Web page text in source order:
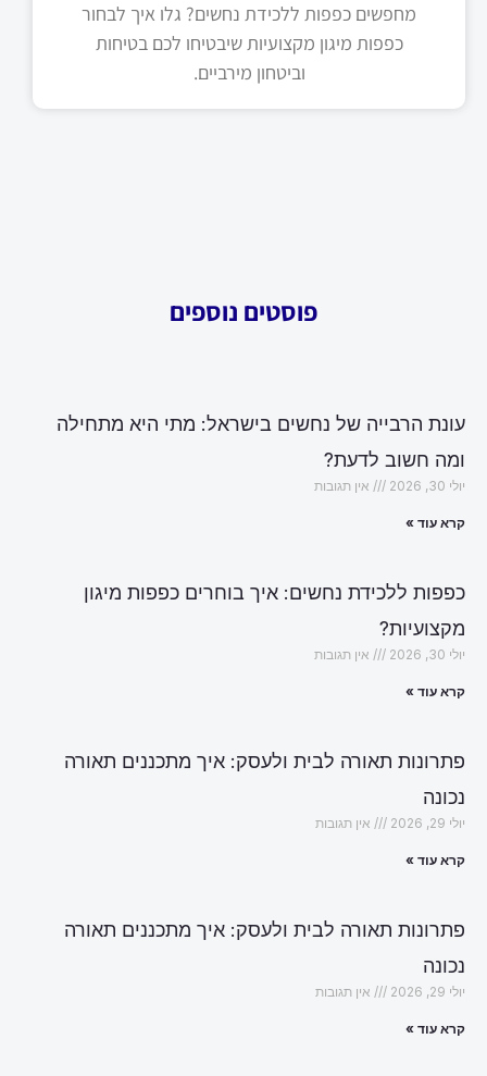
מחפשים כפפות ללכידת נחשים? גלו איך לבחור
כפפות מיגון מקצועיות שיבטיחו לכם בטיחות
וביטחון מירביים.
פוסטים נוספים
עונת הרבייה של נחשים בישראל: מתי היא מתחילה
ומה חשוב לדעת?
יולי 30, 2026 אין תגובות
קרא עוד »
כפפות ללכידת נחשים: איך בוחרים כפפות מיגון
מקצועיות?
יולי 30, 2026 אין תגובות
קרא עוד »
פתרונות תאורה לבית ולעסק: איך מתכננים תאורה
נכונה
יולי 29, 2026 אין תגובות
קרא עוד »
פתרונות תאורה לבית ולעסק: איך מתכננים תאורה
נכונה
יולי 29, 2026 אין תגובות
קרא עוד »